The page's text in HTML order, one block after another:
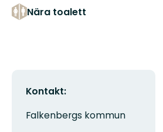
Nära toalett
Kontakt:
Falkenbergs kommun